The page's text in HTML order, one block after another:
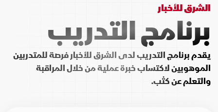
الشرق للأخبار
برنامج التدريب
يقدم برنامج التدريب لدى الشرق للأخبار فرصة للمتدربين
الموهوبين لاكتساب خبرة عملية من خلال المراقبة
والتعلم عن كثب.